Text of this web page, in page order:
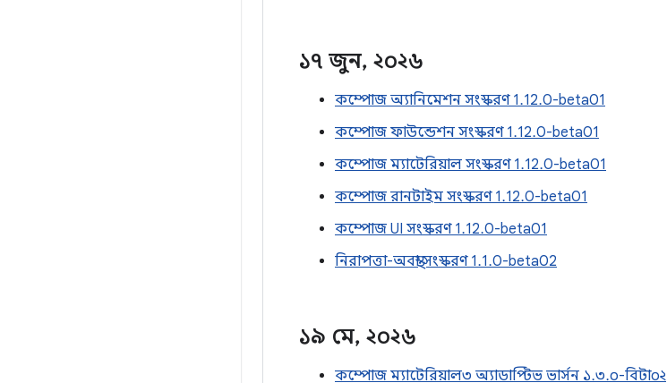
১৭ জুন, ২০২৬
কম্পোজ অ্যানিমেশন সংস্করণ 1.12.0-beta01
কম্পোজ ফাউন্ডেশন সংস্করণ 1.12.0-beta01
কম্পোজ ম্যাটেরিয়াল সংস্করণ 1.12.0-beta01
কম্পোজ রানটাইম সংস্করণ 1.12.0-beta01
কম্পোজ UI সংস্করণ 1.12.0-beta01
নিরাপত্তা-অবস্থা সংস্করণ 1.1.0-beta02
১৯ মে, ২০২৬
কম্পোজ ম্যাটেরিয়াল৩ অ্যাডাপ্টিভ ভার্সন ১.৩.০-বিটা০২